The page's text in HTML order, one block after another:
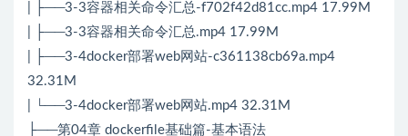
| ├──3-3容器相关命令汇总-f702f42d81cc.mp4 17.99M
| ├──3-3容器相关命令汇总.mp4 17.99M
| ├──3-4docker部署web网站-c361138cb69a.mp4
32.31M
| └──3-4docker部署web网站.mp4 32.31M
├──第04章 dockerfile基础篇-基本语法